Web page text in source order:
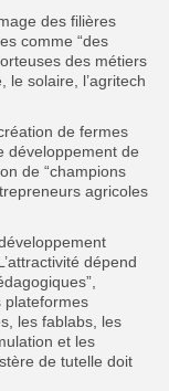
des filières
comme “des
des métiers
le solaire, l’agritech
de fermes
développement de
de “champions
agricoles
dépend
plateformes
les fablabs, les
et les
de tutelle doit